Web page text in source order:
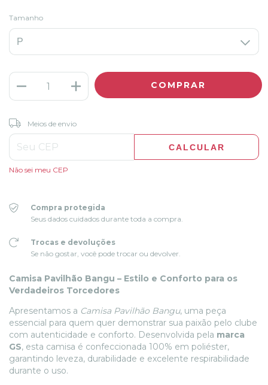
Tamanho
Entregas para o CEP:
Meios de envio
CALCULAR
Não sei meu CEP
Compra protegida
Seus dados cuidados durante toda a compra.
Trocas e devoluções
Se não gostar, você pode trocar ou devolver.
Camisa Pavilhão Bangu – Estilo e Conforto para os
Verdadeiros Torcedores
Apresentamos a Camisa Pavilhão Bangu, uma peça
essencial para quem quer demonstrar sua paixão pelo clube
com autenticidade e conforto. Desenvolvida pela marca
GS, esta camisa é confeccionada 100% em poliéster,
garantindo leveza, durabilidade e excelente respirabilidade
durante o uso.